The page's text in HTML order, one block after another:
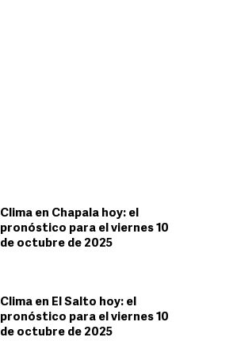
Clima en Chapala hoy: el
pronóstico para el viernes 10
de octubre de 2025
Clima en El Salto hoy: el
pronóstico para el viernes 10
de octubre de 2025